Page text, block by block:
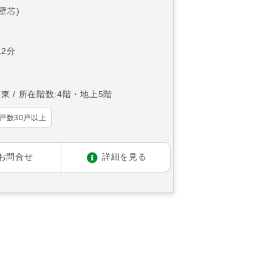
芯)
分
所在階数:4階・地上5階
数30戸以上
問合せ 詳細を見る